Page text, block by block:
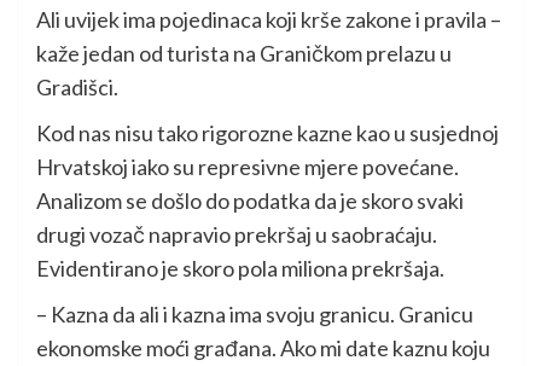
Ali uvijek ima pojedinaca koji krše zakone i pravila –
kaže jedan od turista na Graničkom prelazu u
Gradišci.
Kod nas nisu tako rigorozne kazne kao u susjednoj
Hrvatskoj iako su represivne mjere povećane.
Analizom se došlo do podatka da je skoro svaki
drugi vozač napravio prekršaj u saobraćaju.
Evidentirano je skoro pola miliona prekršaja.
– Kazna da ali i kazna ima svoju granicu. Granicu
ekonomske moći građana. Ako mi date kaznu koju